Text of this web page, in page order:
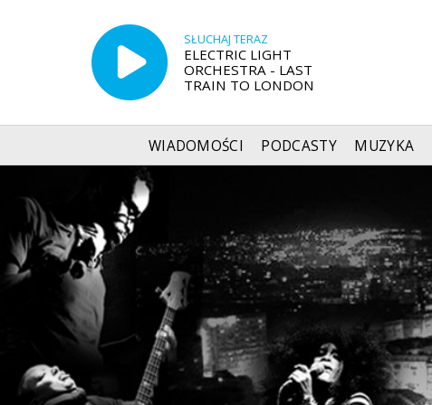
SŁUCHAJ TERAZ
ELECTRIC LIGHT
ORCHESTRA - LAST
TRAIN TO LONDON
WIADOMOŚCI PODCASTY MUZYKA